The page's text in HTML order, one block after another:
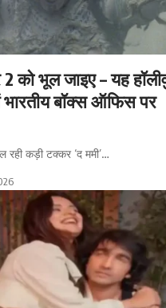
को भूल जाइए – यह
भारतीय बॉक्स ऑफिस पर
रही कड़ी टक्कर ‘द ममी’…